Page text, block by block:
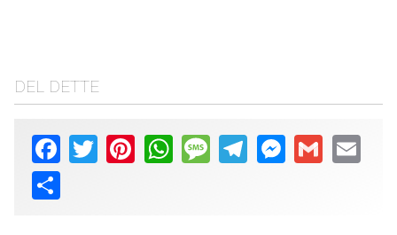
DEL DETTE
Facebook
Twitter PinterestWhatsAppMessageTelegramMessenger
Gmail Email
Share